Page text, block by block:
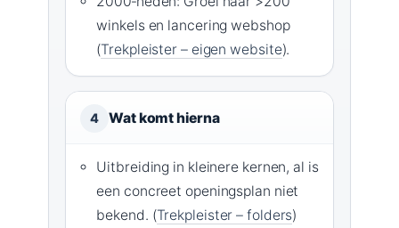
winkels en lancering webshop
(Trekpleister – eigen website).
4 Wat komt hierna
Uitbreiding in kleinere kernen, al is
een concreet openingsplan niet
bekend. (Trekpleister – folders)